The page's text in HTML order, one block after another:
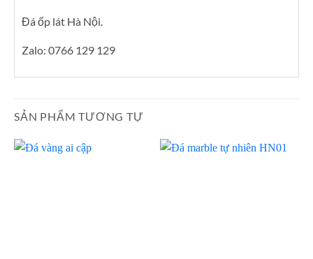
Đá ốp lát Hà Nội.
Zalo: 0766 129 129
SẢN PHẨM TƯƠNG TỰ